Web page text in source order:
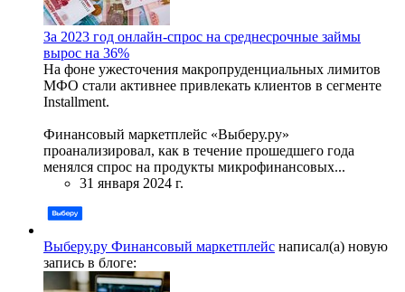
За 2023 год онлайн-спрос на среднесрочные займы
вырос на 36%
На фоне ужесточения макропруденциальных лимитов
МФО стали активнее привлекать клиентов в сегменте
Installment.
Финансовый маркетплейс «Выберу.ру»
проанализировал, как в течение прошедшего года
менялся спрос на продукты микрофинансовых...
31 января 2024 г.
Выберу.ру Финансовый маркетплейс написал(а) новую
запись в блоге: